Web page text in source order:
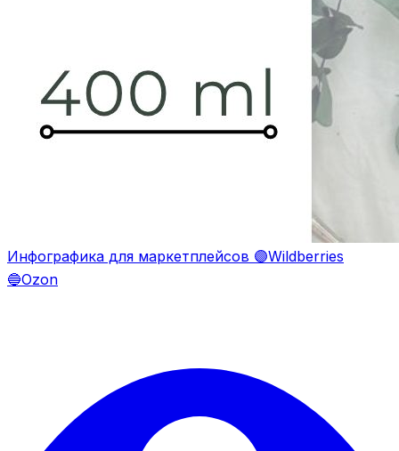
Инфографика для маркетплейсов 🟣Wildberries
🔵Ozon